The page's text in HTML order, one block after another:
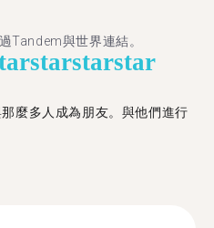
Tandem與世界連結。
starstarstar
麼多人成為朋友。與他們進行